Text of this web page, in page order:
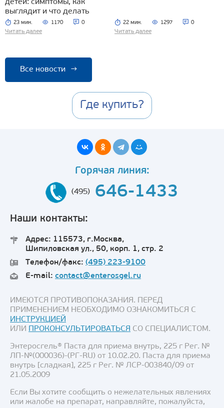
детей: симптомы, как
выглядит и что делать
23 мин. 1170 0
Читать далее
22 мин. 1297 0
Читать далее
Все новости →
Где купить?
Горячая линия:
(495) 646-1433
Наши контакты:
Адрес: 115573, г.Москва,
Шипиловская ул., 50, корп. 1, стр. 2
Телефон/факс: (495) 223-9100
E-mail: contact@enterosgel.ru
ИМЕЮТСЯ ПРОТИВОПОКАЗАНИЯ. ПЕРЕД
ПРИМЕНЕНИЕМ НЕОБХОДИМО ОЗНАКОМИТЬСЯ С
ИНСТРУКЦИЕЙ
ИЛИ ПРОКОНСУЛЬТИРОВАТЬСЯ СО СПЕЦИАЛИСТОМ.
Энтеросгель® Паста для приема внутрь, 225 г Рег. №
ЛП-№(000036)-(РГ-RU) от 10.02.20. Паста для приема
внутрь [сладкая], 225 г Рег. № ЛСР-003840/09 от
21.05.2009
Если Вы хотите сообщить о нежелательных явлениях
или жалобе на препарат, направляйте, пожалуйста,